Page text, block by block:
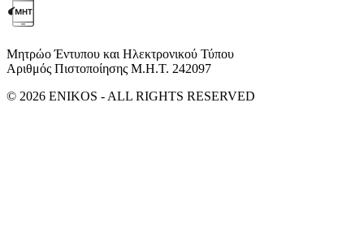
Μητρώο Έντυπου και Ηλεκτρονικού Τύπου
Αριθμός Πιστοποίησης Μ.Η.Τ. 242097
© 2026 ENIKOS - ALL RIGHTS RESERVED